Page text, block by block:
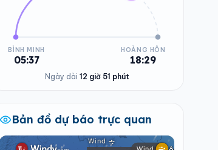
BÌNH MINH
05:37
HOÀNG HÔN
18:29
Ngày dài 12 giờ 51 phút
Bản đồ dự báo trực quan